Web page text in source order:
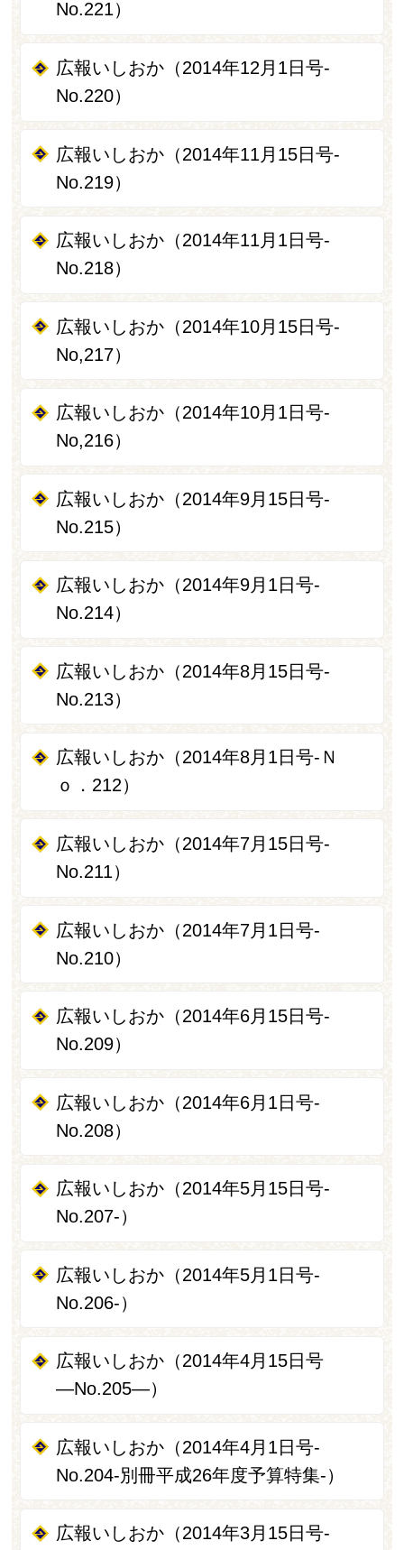
No.221）
広報いしおか（2014年12月1日号-
No.220）
広報いしおか（2014年11月15日号-
No.219）
広報いしおか（2014年11月1日号-
No.218）
広報いしおか（2014年10月15日号-
No,217）
広報いしおか（2014年10月1日号-
No,216）
広報いしおか（2014年9月15日号-
No.215）
広報いしおか（2014年9月1日号-
No.214）
広報いしおか（2014年8月15日号‐
No.213）
広報いしおか（2014年8月1日号‐Ｎ
ｏ．212）
広報いしおか（2014年7月15日号-
No.211）
広報いしおか（2014年7月1日号-
No.210）
広報いしおか（2014年6月15日号-
No.209）
広報いしおか（2014年6月1日号-
No.208）
広報いしおか（2014年5月15日号-
No.207-）
広報いしおか（2014年5月1日号-
No.206-）
広報いしおか（2014年4月15日号
―No.205―）
広報いしおか（2014年4月1日号-
No.204-別冊平成26年度予算特集‐）
広報いしおか（2014年3月15日号-